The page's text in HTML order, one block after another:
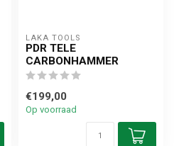
LAKA TOOLS
PDR TELE
CARBONHAMMER
€199,00
Op voorraad